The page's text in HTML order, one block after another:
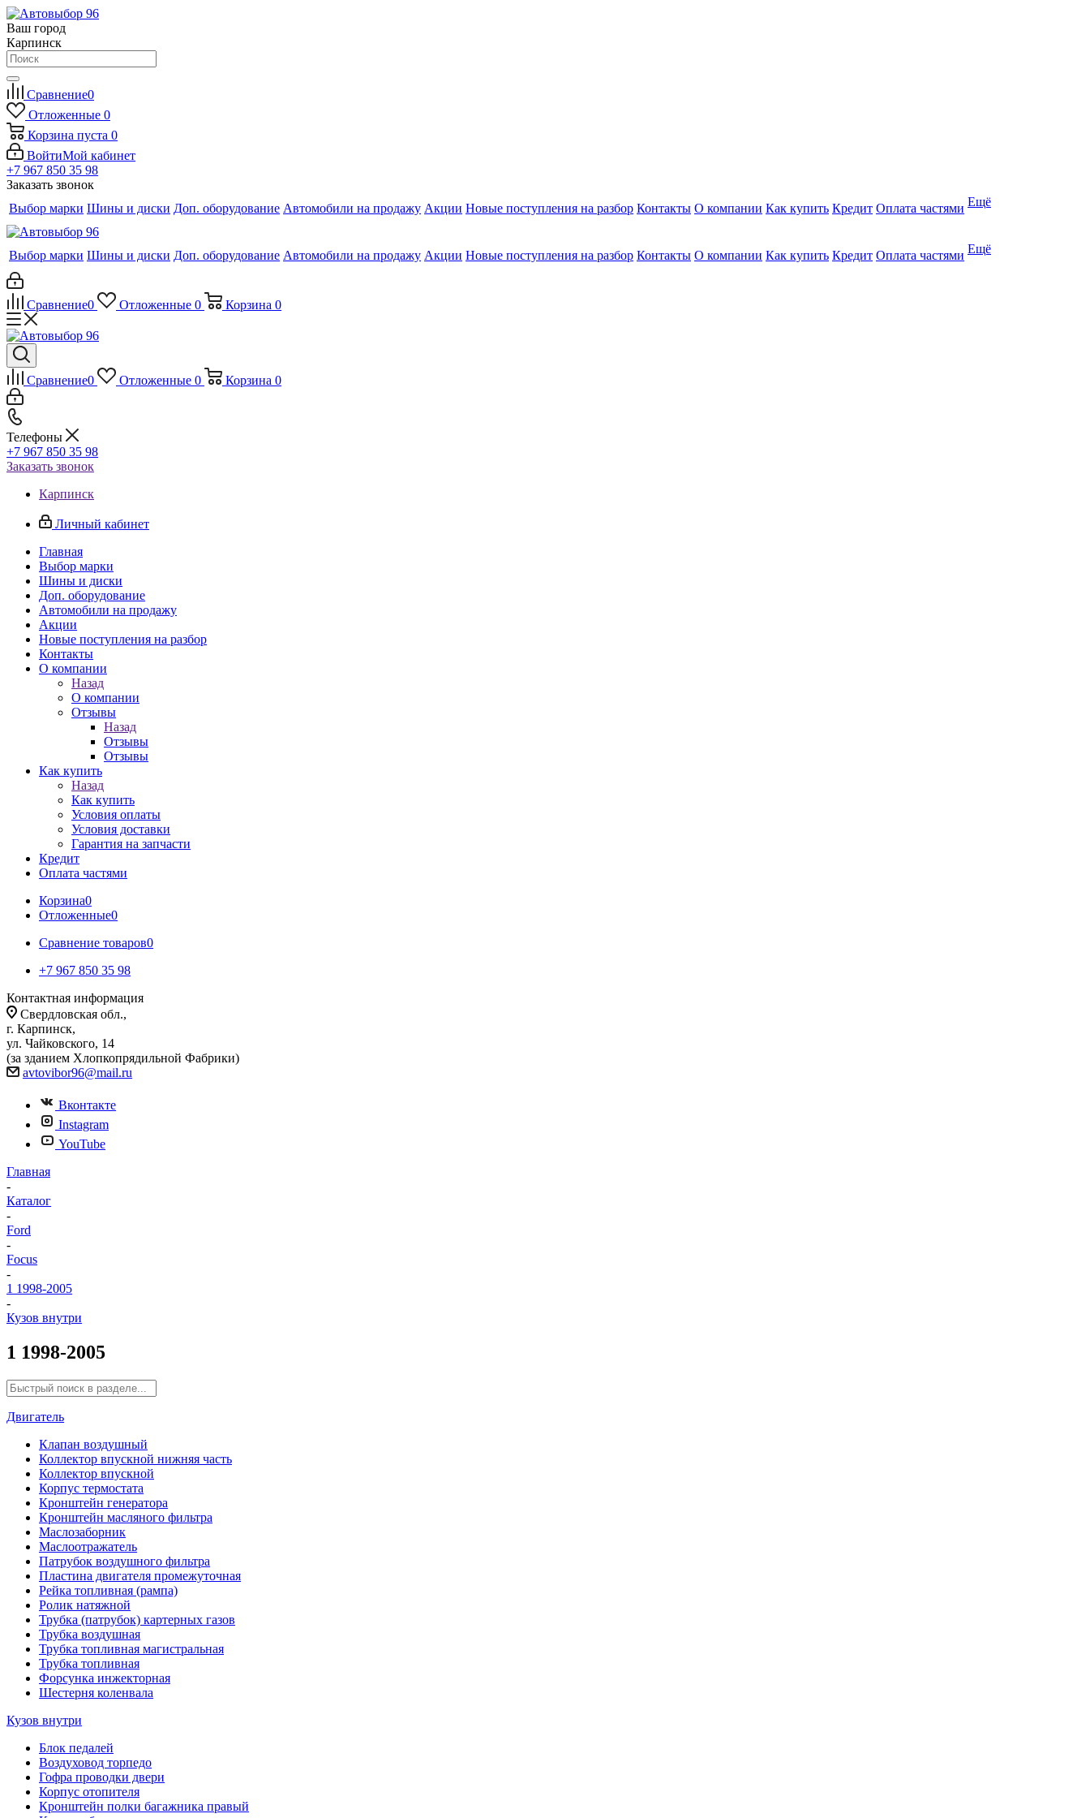
Ваш город
Карпинск
Сравнение0
Отложенные 0
Корзина пуста 0
ВойтиМой кабинет
+7 967 850 35 98
Заказать звонок
Выбор марки Шины и диски Доп. оборудование Автомобили на продажу Акции Новые поступления на разбор Контакты О компании Как купить Кредит Оплата частями Ещё
Выбор марки Шины и диски Доп. оборудование Автомобили на продажу Акции Новые поступления на разбор Контакты О компании Как купить Кредит Оплата частями Ещё
Сравнение0 Отложенные 0 Корзина 0
Сравнение0 Отложенные 0 Корзина 0
Телефоны
+7 967 850 35 98
Заказать звонок
Карпинск
Личный кабинет
Главная
Выбор марки
Шины и диски
Доп. оборудование
Автомобили на продажу
Акции
Новые поступления на разбор
Контакты
О компании
Назад
О компании
Отзывы
Назад
Отзывы
Отзывы
Как купить
Назад
Как купить
Условия оплаты
Условия доставки
Гарантия на запчасти
Кредит
Оплата частями
Корзина0
Отложенные0
Сравнение товаров0
+7 967 850 35 98
Контактная информация
Свердловская обл.,
г. Карпинск,
ул. Чайковского, 14
(за зданием Хлопкопрядильной Фабрики)
avtovibor96@mail.ru
Вконтакте
Instagram
YouTube
Главная
-
Каталог
-
Ford
-
Focus
-
1 1998-2005
-
Кузов внутри
1 1998-2005
Двигатель
Клапан воздушный
Коллектор впускной нижняя часть
Коллектор впускной
Корпус термостата
Кронштейн генератора
Кронштейн масляного фильтра
Маслозаборник
Маслоотражатель
Патрубок воздушного фильтра
Пластина двигателя промежуточная
Рейка топливная (рампа)
Ролик натяжной
Трубка (патрубок) картерных газов
Трубка воздушная
Трубка топливная магистральная
Трубка топливная
Форсунка инжекторная
Шестерня коленвала
Кузов внутри
Блок педалей
Воздуховод торпедо
Гофра проводки двери
Корпус отопителя
Кронштейн полки багажника правый